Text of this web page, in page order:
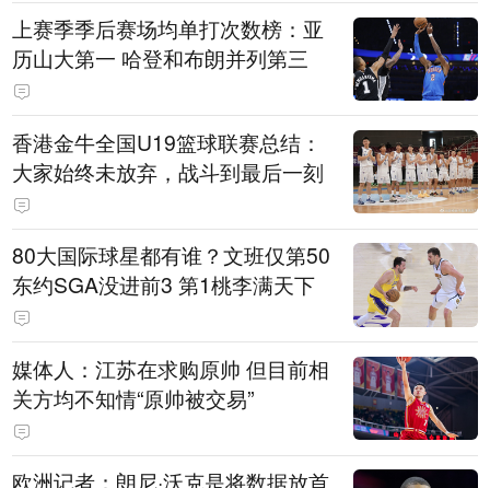
上赛季季后赛场均单打次数榜：亚
历山大第一 哈登和布朗并列第三
香港金牛全国U19篮球联赛总结：
大家始终未放弃，战斗到最后一刻
80大国际球星都有谁？文班仅第50
东约SGA没进前3 第1桃李满天下
媒体人：江苏在求购原帅 但目前相
关方均不知情“原帅被交易”
欧洲记者：朗尼·沃克是将数据放首